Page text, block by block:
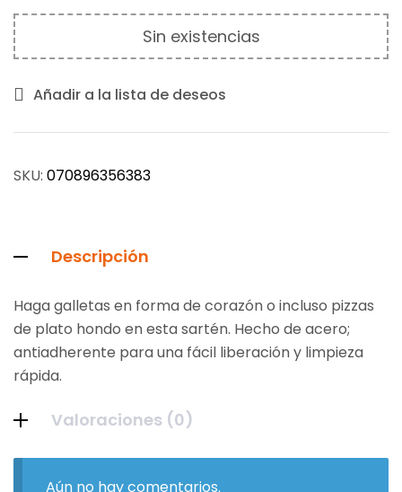
Sin existencias
Añadir a la lista de deseos
SKU: 070896356383
Descripción
Haga galletas en forma de corazón o incluso pizzas
de plato hondo en esta sartén. Hecho de acero;
antiadherente para una fácil liberación y limpieza
rápida.
Valoraciones (0)
Aún no hay comentarios.